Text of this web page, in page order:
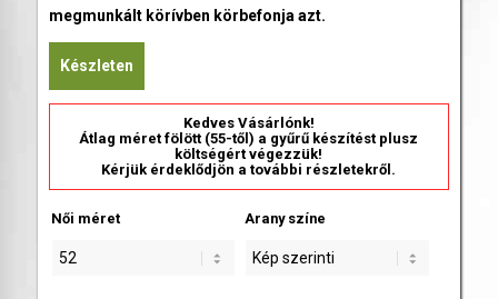
megmunkált körívben körbefonja azt.
Készleten
Kedves Vásárlónk!
Átlag méret fölött (55-től) a gyűrű készítést plusz
költségért végezzük!
Kérjük érdeklődjön a további részletekről.
Női méret Arany színe